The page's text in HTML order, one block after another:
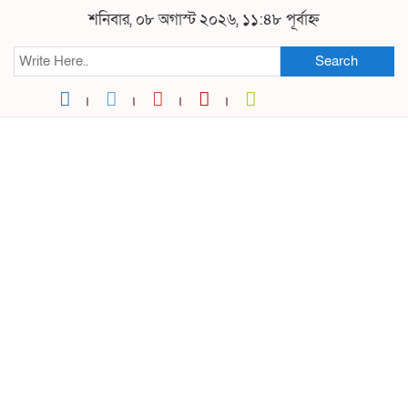
শনিবার, ০৮ অগাস্ট ২০২৬, ১১:৪৮ পূর্বাহ্ন
Search